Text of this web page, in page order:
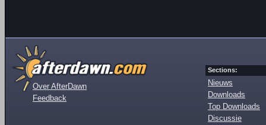
Over AfterDawn
Feedback
Sections:
Nieuws
Downloads
Top Downloads
Discussie